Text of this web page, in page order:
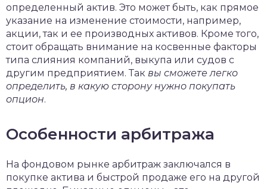
определенный актив. Это может быть, как прямое
указание на изменение стоимости, например,
акции, так и ее производных активов. Кроме того,
стоит обращать внимание на косвенные факторы
типа слияния компаний, выкупа или судов с
другим предприятием. Так вы сможете легко
определить, в какую сторону нужно покупать
опцион.
Особенности арбитража
На фондовом рынке арбитраж заключался в
покупке актива и быстрой продаже его на другой